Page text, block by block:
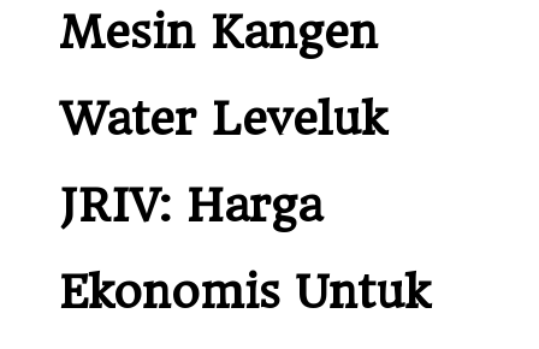
Mesin Kangen
Water Leveluk
JRIV: Harga
Ekonomis Untuk